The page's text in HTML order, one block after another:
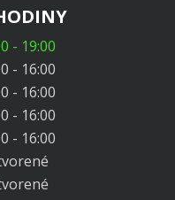
- 19:00
- 16:00
- 16:00
- 16:00
- 16:00